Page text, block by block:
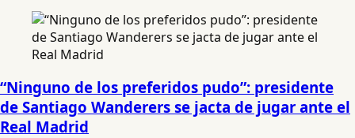
“Ninguno de los preferidos pudo”: presidente
de Santiago Wanderers se jacta de jugar ante el
Real Madrid